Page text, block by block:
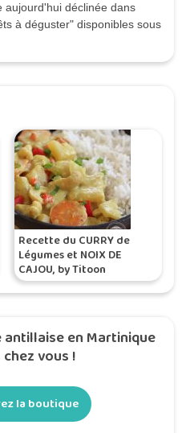
aujourd'hui déclinée dans
à déguster" disponibles sous
Recette du CURRY de
Légumes et NOIX DE
CAJOU, by Titoon
antillaise en Martinique
vous !
la boutique